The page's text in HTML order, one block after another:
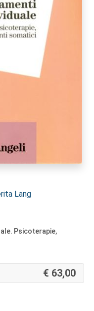
Lang
Psicoterapie,
63,00